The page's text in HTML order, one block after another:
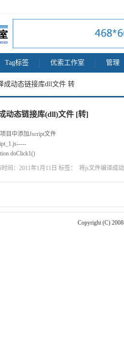
Tag标签 优索工作室 管理
成动态链接库dll文件 转
动态链接库(dll)文件 [转]
目中添加Jscript文件
doClick1()
间：2011年1月11日 标签： 将js文件编译成
Copyright (C)